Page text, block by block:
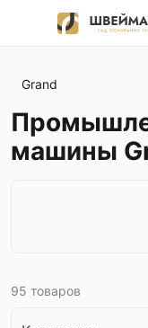
Grand
машины
95 товаров